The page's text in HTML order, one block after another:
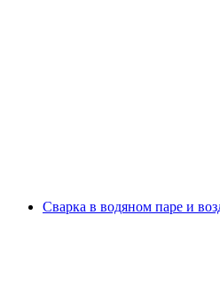
Сварка в водяном паре и